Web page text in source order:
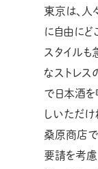
東京は、人
に自由にど
スタイルも
なストレス
で日本酒
しいただけ
桑原商店
要請を考